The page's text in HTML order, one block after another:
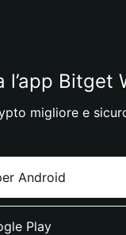
l’app Bitget
migliore e
Android
Play